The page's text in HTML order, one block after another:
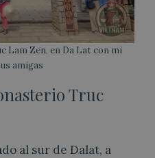
Lam Zen, en Da Lat con mi
amigas
Truc
al sur de Dalat, a